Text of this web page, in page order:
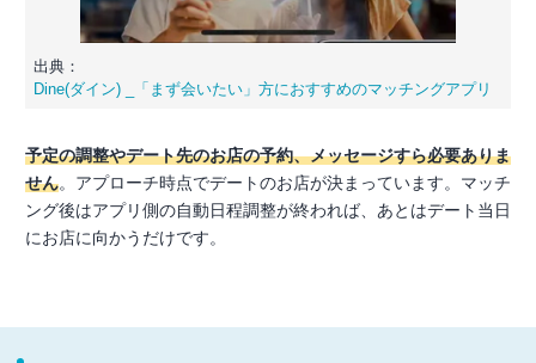
出典：
Dine(ダイン) _「まず会いたい」方におすすめのマッチングアプリ
予定の調整やデート先のお店の予約、メッセージすら必要ありま
せん。アプローチ時点でデートのお店が決まっています。マッチ
ング後はアプリ側の自動日程調整が終われば、あとはデート当日
にお店に向かうだけです。